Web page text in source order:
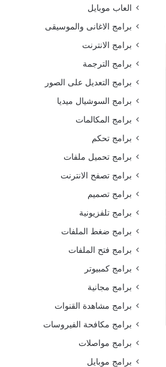
العاب موبايل
برامج الاغانى والموسيقى
برامج الانترنت
برامج الترجمة
برامج التعديل على الصور
برامج السوشيال ميديا
برامج المكالمات
برامج تحكم
برامج تحميل ملفات
برامج تصفح الانترنت
برامج تصميم
برامج تلفزيونية
برامج ضغط الملفات
برامج فتح الملفات
برامج كمبيوتر
برامج مجانية
برامج مشاهدة القنوات
برامج مكافحة الفيروسات
برامج مواصلات
برامج موبايل